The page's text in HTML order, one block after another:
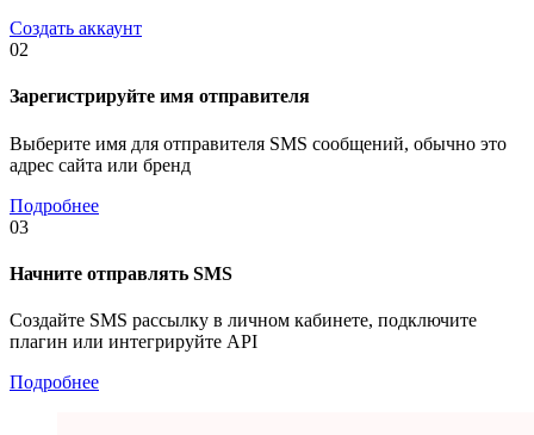
Создать аккаунт
02
Зарегистрируйте имя отправителя
Выберите имя для отправителя SMS сообщений, обычно это
адрес сайта или бренд
Подробнее
03
Начните отправлять SMS
Создайте SMS рассылку в личном кабинете, подключите
плагин или интегрируйте API
Подробнее